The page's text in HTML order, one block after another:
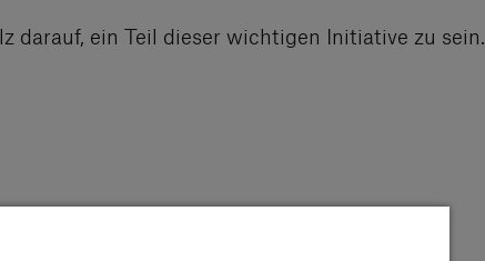
ein Teil dieser wichtigen Initiative zu sein.